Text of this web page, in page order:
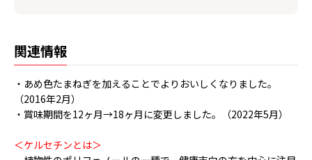
関連情報
・あめ色たまねぎを加えることでよりおいしくなりました。
（2016年2月）
・賞味期間を12ヶ月→18ヶ月に変更しました。（2022年5月）
＜ケルセチンとは＞